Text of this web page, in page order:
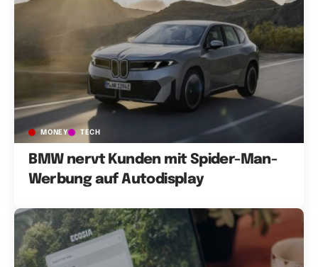
MONEY TECH
BMW nervt Kunden mit Spider-Man-
Werbung auf Autodisplay